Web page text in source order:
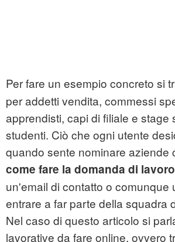
Per fare un esempio concreto si
per addetti vendita, commessi
apprendisti, capi di filiale e stage
studenti. Ciò che ogni utente
quando sente nominare aziende
come fare la domanda di lavoro
un'email di contatto o comunque
entrare a far parte della squadra
Nel caso di questo articolo si
lavorative da fare online, ovvero